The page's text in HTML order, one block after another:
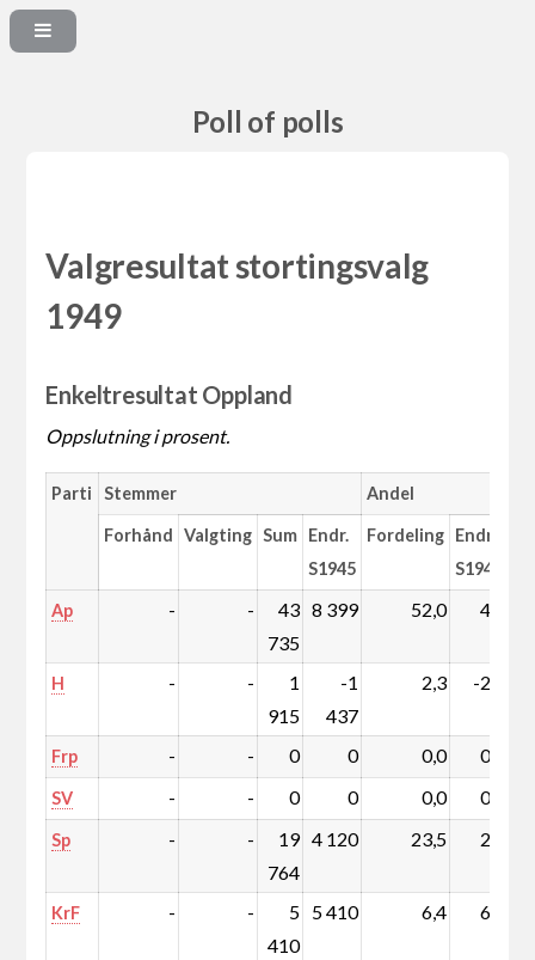
Poll of polls
Valgresultat stortingsvalg
1949
Enkeltresultat Oppland
Oppslutning i prosent.
Parti Stemmer Andel
Forhånd Valgting Sum Endr.
S1945
Fordeling Endr.
S1945
Ap - -
43
735
8 399 52,0 4,5
H - -
1
915
-1
437
2,3 -2,2
Frp - - 0 0 0,0 0,0
SV - - 0 0 0,0 0,0
Sp - -
19
764
4 120 23,5 2,5
KrF - -
5
410
5 410 6,4 6,4